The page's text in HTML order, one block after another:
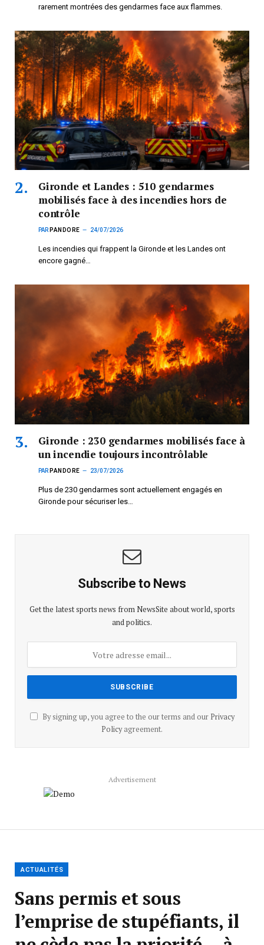
rarement montrées des gendarmes face aux flammes.
Gironde et Landes : 510 gendarmes
mobilisés face à des incendies hors de
contrôle
PAR PANDORE 24/07/2026
Les incendies qui frappent la Gironde et les Landes ont
encore gagné…
Gironde : 230 gendarmes mobilisés face à
un incendie toujours incontrôlable
PAR PANDORE 23/07/2026
Plus de 230 gendarmes sont actuellement engagés en
Gironde pour sécuriser les…
Subscribe to News
Get the latest sports news from NewsSite about world, sports
and politics.
By signing up, you agree to the our terms and our Privacy
Policyagreement.
Advertisement
ACTUALITÉS
Sans permis et sous
l’emprise de stupéfiants, il